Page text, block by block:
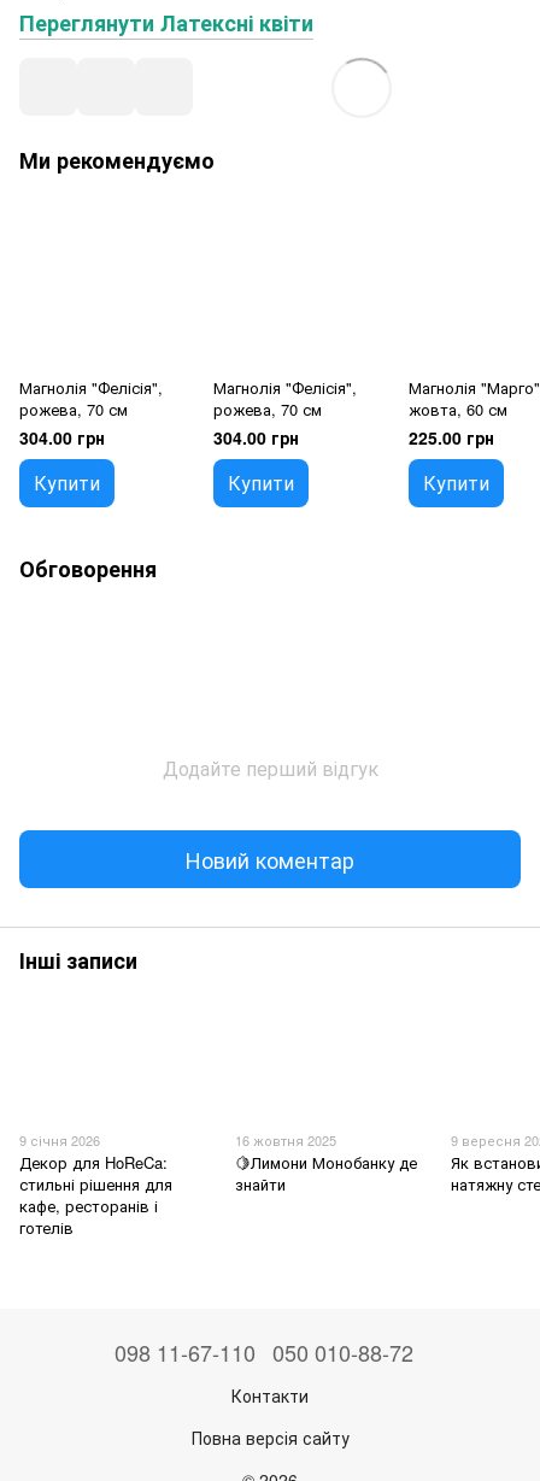
Переглянути Латексні квіти
Ми рекомендуємо
Магнолія "Фелісія",
рожева, 70 см
304.00 грн
Купити
Магнолія "Фелісія",
рожева, 70 см
304.00 грн
Купити
Магнолія
жовта, 60 см
225.00 грн
Купити
Обговорення
Додайте перший відгук
Новий коментар
Інші записи
9 січня 2026
Декор для HoReCa:
стильні рішення для
кафе, ресторанів і
готелів
16 жовтня 2025
🍋Лимони Монобанку де
знайти
9 вересня
Як
натяжну
098 11-67-110 050 010-88-72
Контакти
Повна версія сайту